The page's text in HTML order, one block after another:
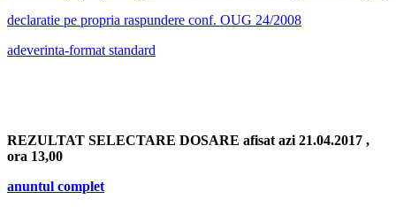
declaratie pe propria raspundere conf. OUG 24/2008
adeverinta-format standard
REZULTAT SELECTARE DOSARE afisat azi 21.04.2017 ,
ora 13,00
anuntul complet